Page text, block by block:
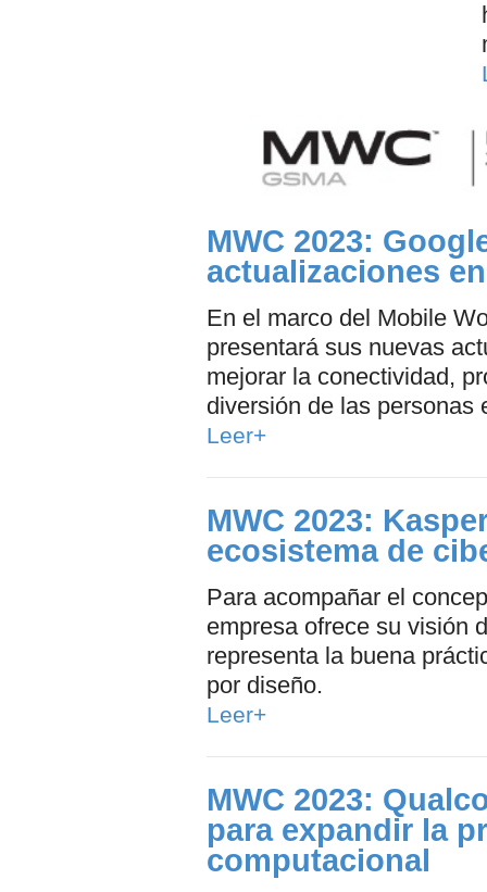
MWC 2023:
actualizaciones
En el marco del Mobile
presentará sus nuevas
mejorar la conectividad,
diversión de las personas
Leer+
MWC 2023:
ecosistema de
Para acompañar el
empresa ofrece su visión
representa la buena
por diseño.
Leer+
MWC 2023:
para expandir la
computacional